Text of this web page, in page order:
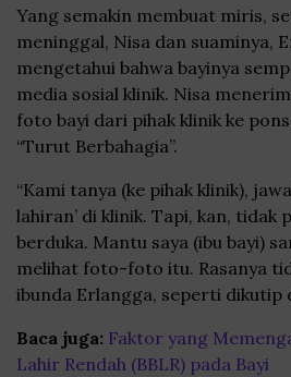
Yang semakin membuat miris,
meninggal, Nisa dan suaminya,
mengetahui bahwa bayinya
media sosial klinik. Nisa
foto bayi dari pihak klinik ke
“Turut Berbahagia”.
“Kami tanya (ke pihak klinik),
lahiran’ di klinik. Tapi, kan, tidak
berduka. Mantu saya (ibu bayi)
melihat foto-foto itu. Rasanya
ibunda Erlangga, seperti dikutip
Baca juga: Faktor yang
Lahir Rendah (BBLR) pada Bayi